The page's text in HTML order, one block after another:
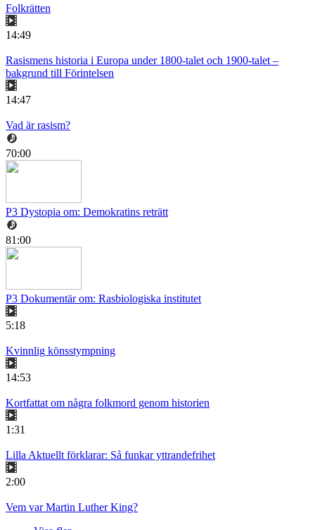
Folkrätten
14:49
Rasismens historia i Europa under 1800-talet och 1900-talet –
bakgrund till Förintelsen
14:47
Vad är rasism?
70:00
P3 Dystopia om: Demokratins reträtt
81:00
P3 Dokumentär om: Rasbiologiska institutet
5:18
Kvinnlig könsstympning
14:53
Kortfattat om några folkmord genom historien
1:31
Lilla Aktuellt förklarar: Så funkar yttrandefrihet
2:00
Vem var Martin Luther King?